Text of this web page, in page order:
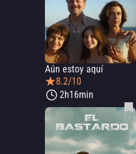
Aún estoy aquí
8.2/10
2h16min